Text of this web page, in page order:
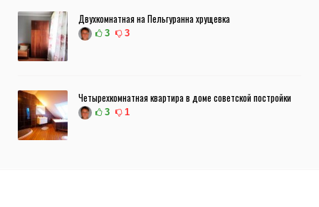
Двухкомнатная на Пельгуранна хрущевка
3 3
Четырехкомнатная квартира в доме советской постройки
3 1